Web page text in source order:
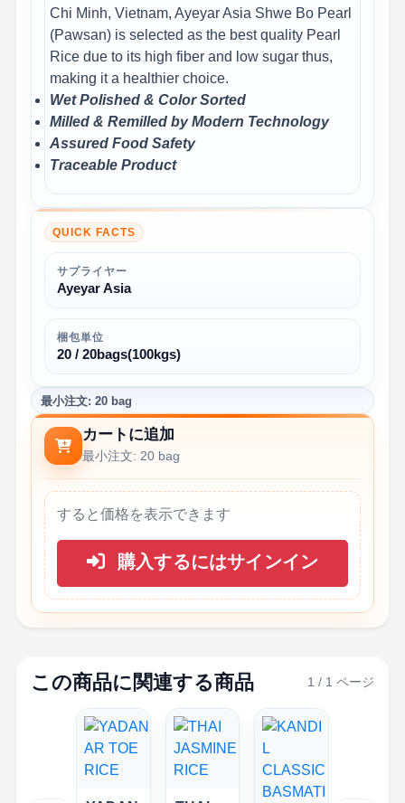
Chi Minh, Vietnam, Ayeyar Asia Shwe Bo Pearl
(Pawsan) is selected as the best quality Pearl
Rice due to its high fiber and low sugar thus,
making it a healthier choice.
Wet Polished & Color Sorted
Milled & Remilled by Modern Technology
Assured Food Safety
Traceable Product
QUICK FACTS
サプライヤー
Ayeyar Asia
梱包単位
20 / 20bags(100kgs)
最小注文: 20 bag
カートに追加
最小注文: 20 bag
すると価格を表示できます
購入するにはサインイン
この商品に関連する商品 1 / 1 ページ